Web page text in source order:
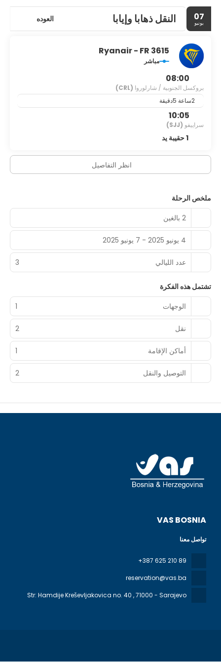
ذلك مركز للمؤتمرات و14 قاعات اجتماعات.
07
يونيو النقل ذهابا وإيابا العوده
Ryanair - FR 3615
مباشر
08:00
بروكسل الجنوبية / شارلوروا (CRL)
10:05
سراييفو (SJJ)
1 حقيبة يد
انظر التفاصيل
ملخص الرحلة
2 بالغين
4 يونيو 2025 - 7 يونيو 2025
عدد الليالي 3
تشتمل هذه الفكرة
الوجهات
1
نقل 2
أماكن الإقامة 1
التوصيل والنقل 2
VAS BOSNIA
تواصل معنا
+387 625 210 89
reservation@vas.ba
Str: Hamdije Kreševljakovica no. 40 , 71000 - Sarajevo